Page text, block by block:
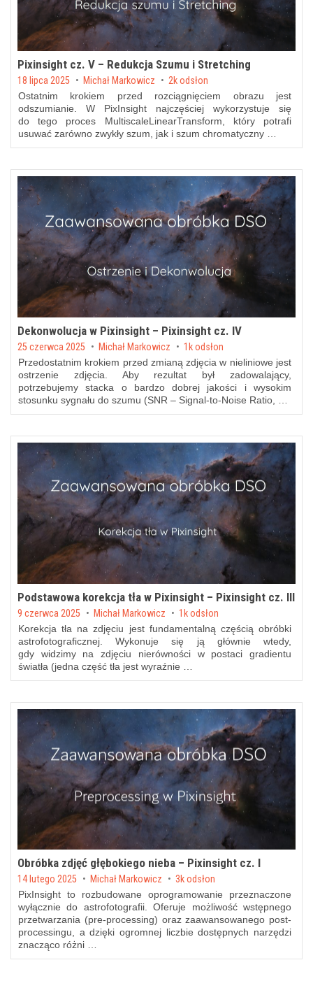
Pixinsight cz. V – Redukcja Szumu i Stretching
Posted on
18 lipca 2025 by Michał Markowicz 2k odsłon
Ostatnim krokiem przed rozciągnięciem obrazu jest
odszumianie. W PixInsight najczęściej wykorzystuje się
do tego proces MultiscaleLinearTransform, który potrafi
usuwać zarówno zwykły szum, jak i szum chromatyczny …
Dekonwolucja w Pixinsight – Pixinsight cz. IV
Posted on
25 czerwca 2025 by Michał Markowicz 1k odsłon
Przedostatnim krokiem przed zmianą zdjęcia w nieliniowe jest
ostrzenie zdjęcia. Aby rezultat był zadowalający,
potrzebujemy stacka o bardzo dobrej jakości i wysokim
stosunku sygnału do szumu (SNR – Signal-to-Noise Ratio, …
Podstawowa korekcja tła w Pixinsight – Pixinsight cz. III
Posted on
9 czerwca 2025 by Michał Markowicz 1k odsłon
Korekcja tła na zdjęciu jest fundamentalną częścią obróbki
astrofotograficznej. Wykonuje się ją głównie wtedy,
gdy widzimy na zdjęciu nierówności w postaci gradientu
światła (jedna część tła jest wyraźnie …
Obróbka zdjęć głębokiego nieba – Pixinsight cz. I
Posted on
14 lutego 2025 by Michał Markowicz 3k odsłon
PixInsight to rozbudowane oprogramowanie przeznaczone
wyłącznie do astrofotografii. Oferuje możliwość wstępnego
przetwarzania (pre-processing) oraz zaawansowanego post-
processingu, a dzięki ogromnej liczbie dostępnych narzędzi
znacząco różni …